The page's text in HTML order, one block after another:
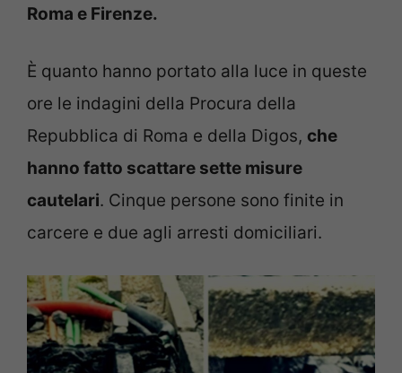
Roma e Firenze.
È quanto hanno portato alla luce in queste
ore le indagini della Procura della
Repubblica di Roma e della Digos, che
hanno fatto scattare sette misure
cautelari. Cinque persone sono finite in
carcere e due agli arresti domiciliari.